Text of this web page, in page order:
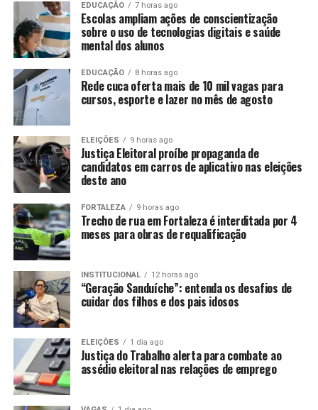
EDUCAÇÃO 7 horas ago
Escolas ampliam ações de conscientização
sobre o uso de tecnologias digitais e saúde
mental dos alunos
EDUCAÇÃO 8 horas ago
Rede cuca oferta mais de 10 mil vagas para
cursos, esporte e lazer no mês de agosto
ELEIÇÕES 9 horas ago
Justiça Eleitoral proíbe propaganda de
candidatos em carros de aplicativo nas eleições
deste ano
FORTALEZA 9 horas ago
Trecho de rua em Fortaleza é interditada por 4
meses para obras de requalificação
INSTITUCIONAL 12 horas ago
“Geração Sanduíche”: entenda os desafios de
cuidar dos filhos e dos pais idosos
ELEIÇÕES 1 dia ago
Justiça do Trabalho alerta para combate ao
assédio eleitoral nas relações de emprego